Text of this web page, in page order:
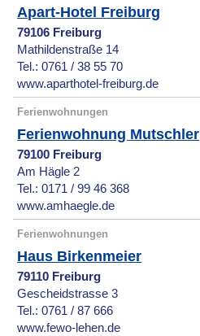
Apart-Hotel Freiburg
79106 Freiburg
Mathildenstraße 14
Tel.: 0761 / 38 55 70
www.aparthotel-freiburg.de
Ferienwohnungen
Ferienwohnung Mutschler
79100 Freiburg
Am Hägle 2
Tel.: 0171 / 99 46 368
www.amhaegle.de
Ferienwohnungen
Haus Birkenmeier
79110 Freiburg
Gescheidstrasse 3
Tel.: 0761 / 87 666
www.fewo-lehen.de